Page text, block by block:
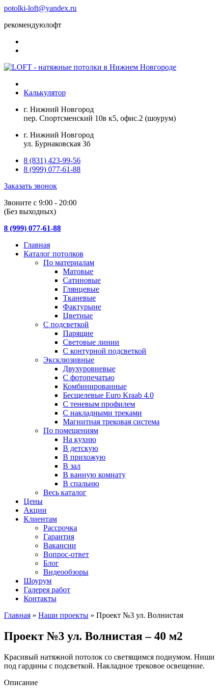
potolki-loft@yandex.ru
рекомендуюлофт
Калькулятор
г. Нижний Новгород
пер. Спортсменский 10в к5, офис.2 (шоурум)
г. Нижний Новгород
ул. Бурнаковская 3б
8 (831) 423-99-56
8 (999) 077-61-88
Заказать звонок
Звоните с 9:00 - 20:00
(Без выходных)
8 (999) 077-61-88
Главная
Каталог потолков
По материалам
Матовые
Сатиновые
Глянцевые
Тканевые
Фактурыне
Цветные
С подсветкой
Парящие
Световые линии
С контурной подсветкой
Эксклюзивные
Двухуровневые
С фотопечатью
Комбинированные
Бесщелевые Euro Kraab 4.0
С теневым профилем
С накладными треками
Магнитная трековая система
По помещениям
На кухню
В детскую
В прихожую
В зал
В ванную комнату
В спальню
Весь каталог
Цены
Акции
Клиентам
Рассрочка
Гарантия
Вакансии
Вопрос-ответ
Блог
Видеообзоры
Шоурум
Галерея работ
Контакты
Главная » Наши проекты » Проект №3 ул. Волнистая
Проект №3 ул. Волнистая – 40 м2
Красивый натяжной потолок со светящимся подиумом. Ниши
под гардины с подсветкой. Накладное трековое освещение.
Описание